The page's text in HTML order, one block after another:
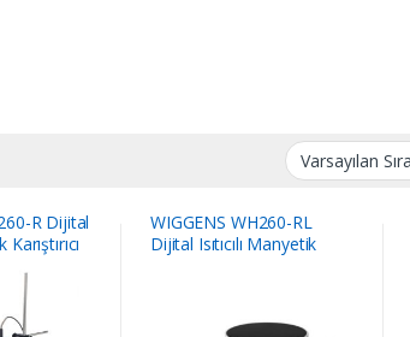
R Dijital
Karıştırıcı
WIGGENS WH260-RL
Dijital Isıtıcılı Manyetik